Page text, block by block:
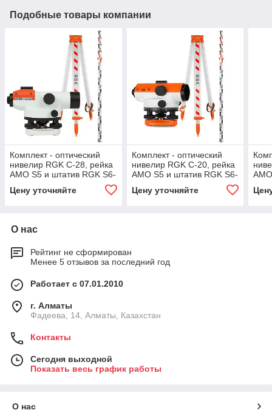
Подобные товары компании
Комплект - оптический
нивелир RGK C-28, рейка
AMO S5 и штатив RGK S6-
Цену уточняйте
Комплект - оптический
нивелир RGK C-20, рейка
AMO S5 и штатив RGK S6-
Цену уточняйте
О нас
Рейтинг не сформирован
Менее 5 отзывов за последний год
Работает с 07.01.2010
г. Алматы
Фадеева, 14, Алматы, Казахстан
Контакты
Сегодня выходной
Показать весь график работы
О нас